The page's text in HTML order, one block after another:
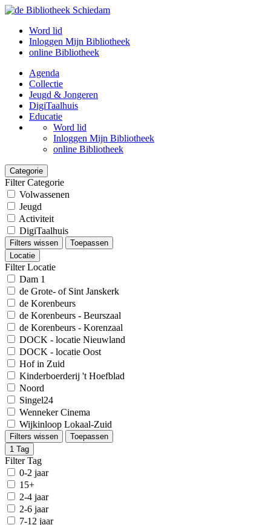
Word lid
Inloggen Mijn Bibliotheek
online Bibliotheek
Agenda
Collectie
Jeugd & Jongeren
DigiTaalhuis
Educatie
Word lid
Inloggen Mijn Bibliotheek
online Bibliotheek
Categorie
Filter Categorie
Volwassenen
Jeugd
Activiteit
DigiTaalhuis
Filters wissen
Toepassen
Locatie
Filter Locatie
Dam 1
de Grote- of Sint Janskerk
de Korenbeurs
de Korenbeurs - Beurszaal
de Korenbeurs - Korenzaal
DOCK - locatie Nieuwland
DOCK - locatie Oost
Hof in Zuid
Kinderboerderij 't Hoefblad
Noord
Singel24
Wenneker Cinema
Wijkinloop Lokaal-Zuid
Filters wissen
Toepassen
1 Tag
Filter Tag
0-2 jaar
15+
2-4 jaar
2-6 jaar
7-12 jaar